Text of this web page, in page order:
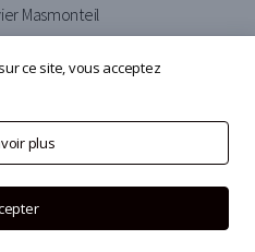
Masmonteil
ce site, vous acceptez
plus